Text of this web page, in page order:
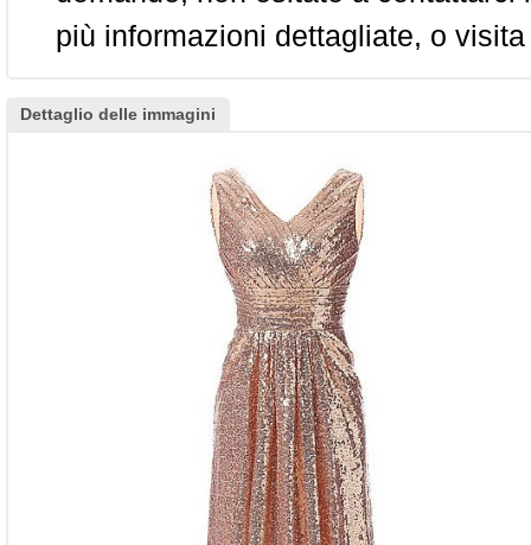
più informazioni dettagliate, o
Dettaglio delle immagini